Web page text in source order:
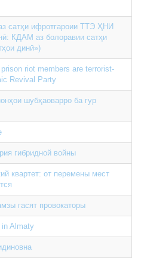
сатҳи ифротгароии ТТЭ ҲНИ
КДАМ аз болоравии сатҳи
динӣ»)
riot members are terrorist-
Revival Party
шубҳаоварро ба гур
гибридной войны
квартет: от перемены мест
гасят провокаторы
in Almaty